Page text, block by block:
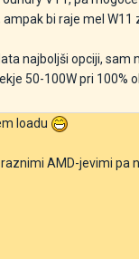
bi raje mel W11
najboljši opciji,
50-100W pri 100%
loadu
AMD-jevimi pa